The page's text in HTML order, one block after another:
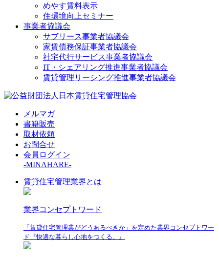
めやす賃料表示
住環境向上セミナー
事業者協議会
サブリース事業者協議会
家賃債務保証事業者協議会
社宅代行サービス事業者協議会
IT・シェアリング推進事業者協議会
賃貸管理リーシング推進事業者協議会
メルマガ
書籍販売
取材依頼
お問合せ
会員ログイン
-MINAHARE-
賃貸住宅管理業界とは
業界コンセプトワード
「賃貸住宅管理業がどうあるべきか」を定めた業界コンセプトワー
ド『快適な暮らし心地をつくる。』